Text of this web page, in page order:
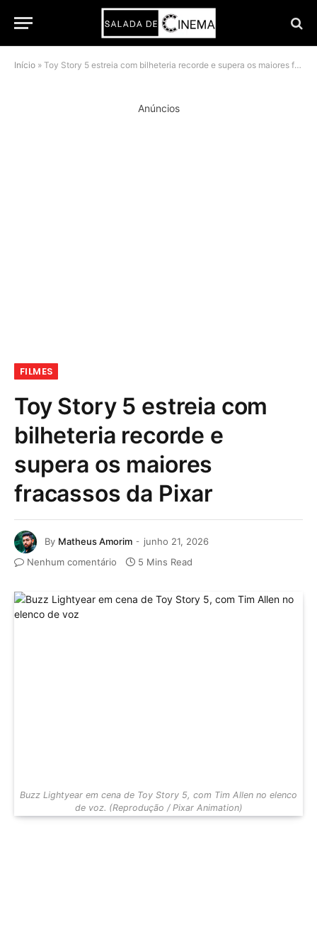
Início » Toy Story 5 estreia com bilheteria recorde e supera os maiores fracassos da Pixar
Anúncios
FILMES
Toy Story 5 estreia com
bilheteria recorde e
supera os maiores
fracassos da Pixar
By Matheus Amorim
junho 21, 2026
Nenhum comentário
5 Mins Read
Buzz Lightyear em cena de Toy Story 5, com Tim Allen no elenco
de voz. (Reprodução / Pixar Animation)